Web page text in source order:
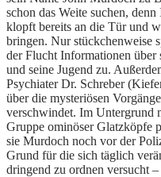
schon das Weite suchen,
klopft bereits an die Tür und
bringen. Nur stückchenweise
der Flucht Informationen über
und seine Jugend zu.
Psychiater Dr. Schreber
über die mysteriösen
verschwindet. Im Untergrund
Gruppe ominöser Glatzköpfe
sie Murdoch noch vor der
Grund für die sich täglich
dringend zu ordnen versucht